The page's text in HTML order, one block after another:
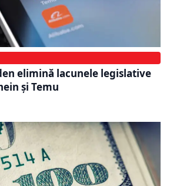
elimină lacunele legislative
şi Temu